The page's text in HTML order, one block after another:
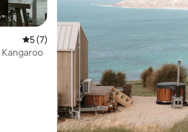
26
Priemerné ohodnotenie 5 z 5, počet
5 (7)